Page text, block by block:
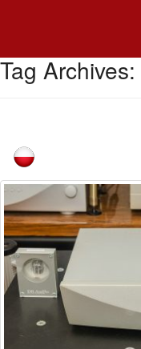
Tag Archives: